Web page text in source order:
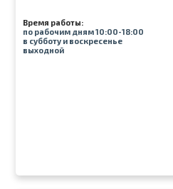
Время работы:
по рабочим дням 10:00-18:00
в субботу и воскресенье
выходной